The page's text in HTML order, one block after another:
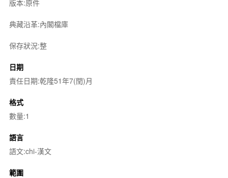
版本:原件
典藏沿革:內閣檔庫
保存狀況:整
日期
責任日期:乾隆51年7(閏)月
格式
數量:1
語言
語文:chi-漢文
範圍